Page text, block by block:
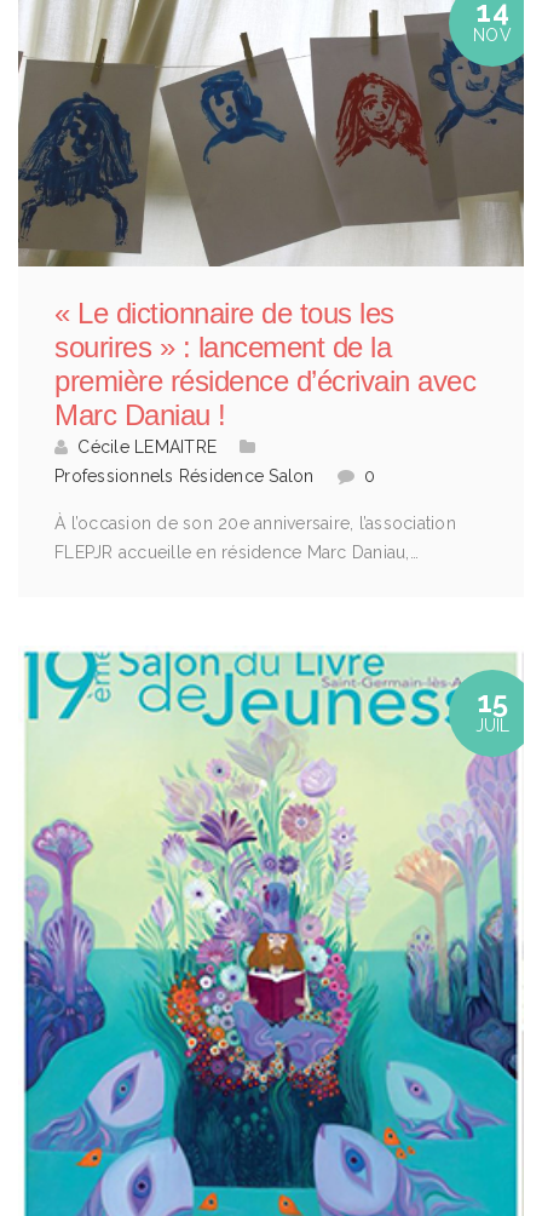
14
NOV
« Le dictionnaire de tous les
sourires » : lancement de la
première résidence d’écrivain avec
Marc Daniau !
Cécile LEMAITRE
Professionnels Résidence Salon 0
À l’occasion de son 20e anniversaire, l’association
FLEPJR accueille en résidence Marc Daniau,…
15
JUIL